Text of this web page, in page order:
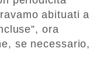
abituati a
ora
se necessario,